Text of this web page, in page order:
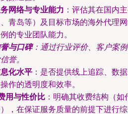
网络与专业能力 ：评估其在国内
青岛等）及目标市场的海外代理
的专业团队能力。
与口碑：通过行业评价、客户案
誉。
化水平 ：是否提供线上追踪、数
作的透明度和效率。
用与性价比 ：明确其收费结构（
，在保证服务质量的前提下进行综